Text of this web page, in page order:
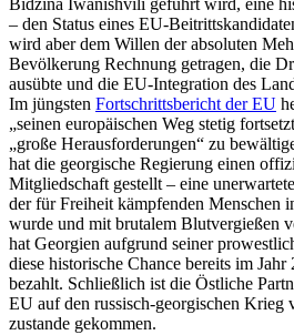
Bidzina Iwanishvili geführt wird, eine
– den Status eines EU-
wird aber dem Willen der absoluten
Bevöl­kerung Rechnung getragen, die
ausübte und die EU-Integration des
Im jüngsten Fortschritts­be­richt der EU
„seinen europäi­schen Weg stetig
„große Heraus­for­de­rungen“ zu
hat die georgische Regierung einen
Mitglied­schaft gestellt – eine
der für Freiheit kämpfenden Menschen
wurde und mit brutalem Blutver­gießen
hat Georgien aufgrund seiner
diese histo­rische Chance bereits im
bezahlt. Schließlich ist die Östliche
EU auf den russisch-georgi­schen Krieg
zustande gekommen.